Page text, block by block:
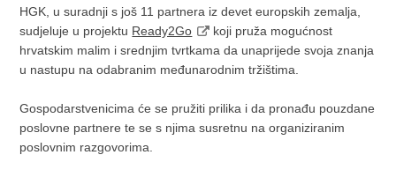
HGK, u suradnji s još 11 partnera iz devet europskih zemalja,
sudjeluje u projektu Ready2Go
koji pruža mogućnost
hrvatskim malim i srednjim tvrtkama da unaprijede svoja znanja
u nastupu na odabranim međunarodnim tržištima.
Gospodarstvenicima će se pružiti prilika i da pronađu pouzdane
poslovne partnere te se s njima susretnu na organiziranim
poslovnim razgovorima.